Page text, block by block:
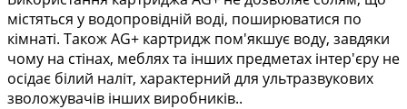
містяться у водопровідній воді, поширюватися по
кімнаті. Також AG+ картридж пом'якшує воду, завдяки
чому на стінах, меблях та інших предметах інтер'єру не
осідає білий наліт, характерний для ультразвукових
зволожувачів інших виробників..